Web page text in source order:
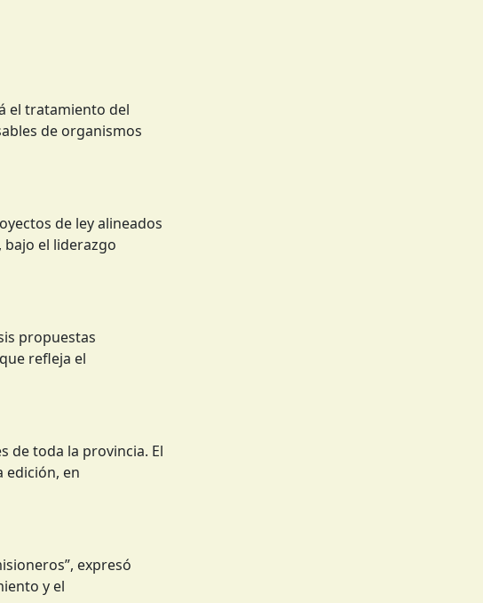
el tratamiento del
de organismos
de ley alineados
el liderazgo
propuestas
refleja el
de toda la provincia. El
edición, en
expresó
y el